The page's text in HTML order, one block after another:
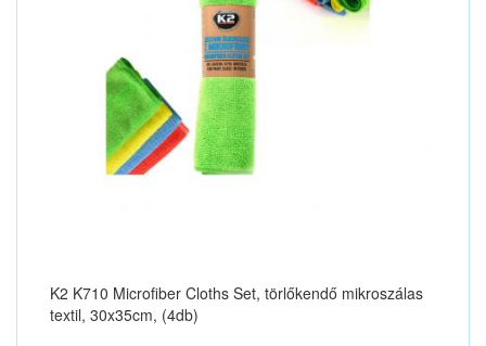
K2 K710 Microfiber Cloths Set, törlőkendő mikroszálas
textil, 30x35cm, (4db)